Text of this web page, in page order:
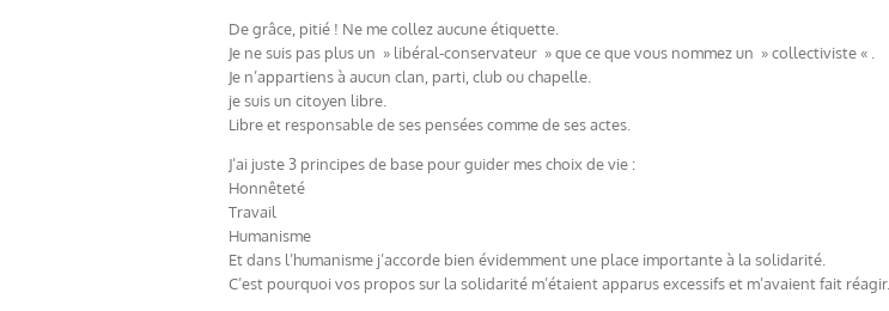
De grâce, pitié ! Ne me collez aucune étiquette.
Je ne suis pas plus un » libéral-conservateur » que ce que vous nommez un » collectiviste « .
Je n’appartiens à aucun clan, parti, club ou chapelle.
je suis un citoyen libre.
Libre et responsable de ses pensées comme de ses actes.
J’ai juste 3 principes de base pour guider mes choix de vie :
Honnêteté
Travail
Humanisme
Et dans l’humanisme j’accorde bien évidemment une place importante à la solidarité.
C’est pourquoi vos propos sur la solidarité m’étaient apparus excessifs et m’avaient fait réagir.